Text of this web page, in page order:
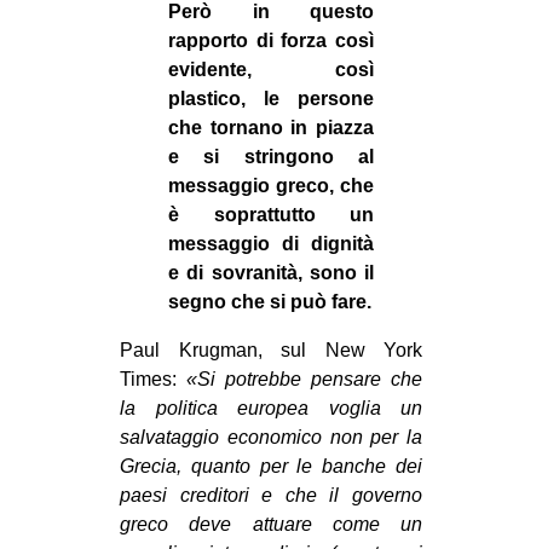
Però in questo
rapporto di forza così
evidente, così
plastico, le persone
che tornano in piazza
e si stringono al
messaggio greco, che
è soprattutto un
messaggio di dignità
e di sovranità, sono il
segno che si può fare.
Paul Krugman, sul New York
Times: «Si potrebbe pensare che
la politica europea voglia un
salvataggio economico non per la
Grecia, quanto per le banche dei
paesi creditori e che il governo
greco deve attuare come un